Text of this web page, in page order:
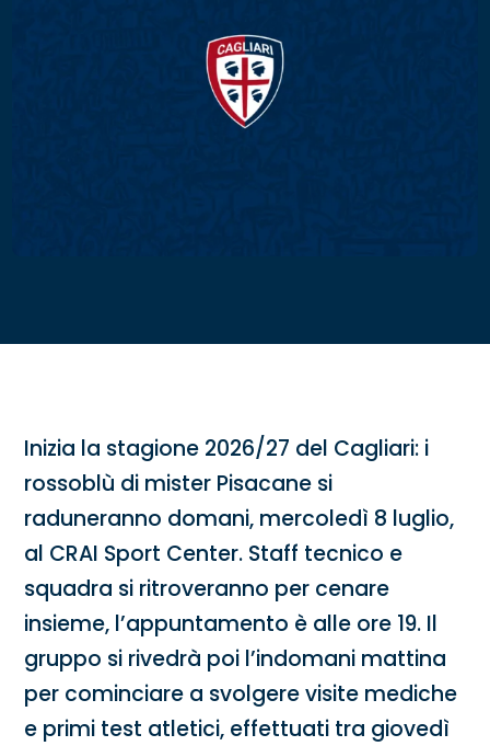
Inizia la stagione 2026/27 del Cagliari: i
rossoblù di mister Pisacane si
raduneranno domani, mercoledì 8 luglio,
al CRAI Sport Center. Staff tecnico e
squadra si ritroveranno per cenare
insieme, l’appuntamento è alle ore 19. Il
gruppo si rivedrà poi l’indomani mattina
per cominciare a svolgere visite mediche
e primi test atletici, effettuati tra giovedì